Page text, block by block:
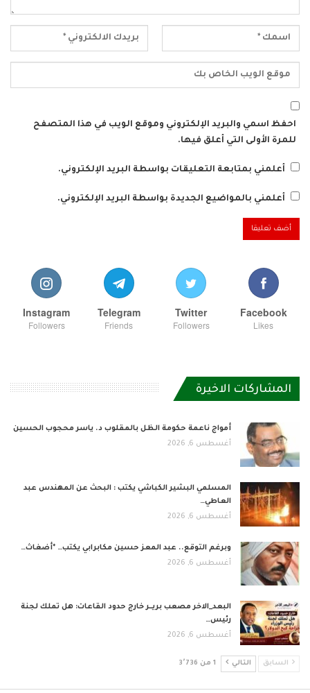
احفظ اسمي والبريد الإلكتروني وموقع الويب في هذا المتصفح
للمرة الأولى التي أعلق فيها.
أعلمني بمتابعة التعليقات بواسطة البريد الإلكتروني.
أعلمني بالمواضيع الجديدة بواسطة البريد الإلكتروني.
Facebook
Likes
Twitter
Followers
Telegram
Friends
Instagram
Followers
المشاركات الاخيرة
أمواج ناعمة حكومة الظل بالمقلوب د. ياسر محجوب الحسين
أغسطس 6, 2026
المسلمي البشير الكباشي يكتب : البحث عن المهندس عبد
العاطي…
أغسطس 6, 2026
وبرغم التوقع.. عبد المعز حسين مكابرابي يكتب… *أضغاث…
أغسطس 6, 2026
البعد_الاخر مصعب بريــر خارج حدود القاعات: هل تملك لجنة
رئيس…
أغسطس 6, 2026
السابق التالي 1 من 3٬736